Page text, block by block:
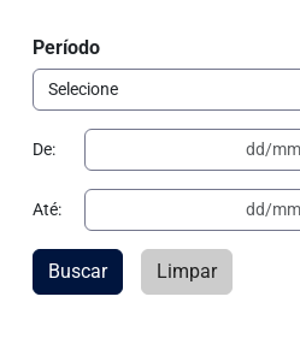
Período
De:
Até:
Buscar Limpar